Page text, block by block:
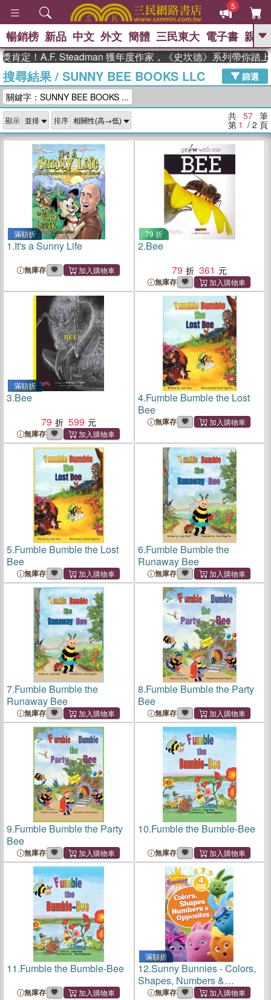
5
GO
熱搜： 東野圭吾 、 高希均教授回憶錄
、 The Odyssey 、 父親節 、 如果歷
史是一群喵
獎 臺灣漫遊錄 、 方念華 、 台灣的李
登輝時代
數學女孩：黎曼猜想 、
偉大的迷走神經
暢銷榜 新品 中文 外文 簡體 三民東大 電子書 親子
A.F. Steadman 獲年度作家，《史坎德》系列帶你踏上熱血奇
搜尋結果/ SUNNY BEE BOOKS LLC
篩選
關鍵字：SUNNY BEE BOOKS ...
顯示 排序 共 57 筆
第 1 / 2 頁
滿額折
1.It's a Sunny Life
無庫存
79 折
2.Bee
79
361
無庫存
滿額折
3.Bee
79
599
無庫存
4.Fumble Bumble the Lost
Bee
無庫存
5.Fumble Bumble the Lost
Bee
無庫存
6.Fumble Bumble the
Runaway Bee
無庫存
7.Fumble Bumble the
Runaway Bee
無庫存
8.Fumble Bumble the Party
Bee
無庫存
9.Fumble Bumble the Party
Bee
無庫存
10.Fumble the Bumble-Bee
無庫存
11.Fumble the Bumble-Bee
無庫存
滿額折
12.Sunny Bunnies - Colors,
Shapes, Numbers &
Opposites
無庫存